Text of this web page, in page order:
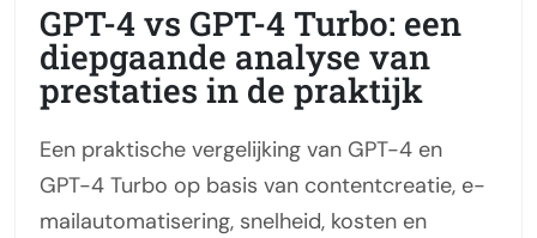
GPT-4 vs GPT-4 Turbo: een
diepgaande analyse van
prestaties in de praktijk
Een praktische vergelijking van GPT-4 en
GPT-4 Turbo op basis van contentcreatie, e-
mailautomatisering, snelheid, kosten en